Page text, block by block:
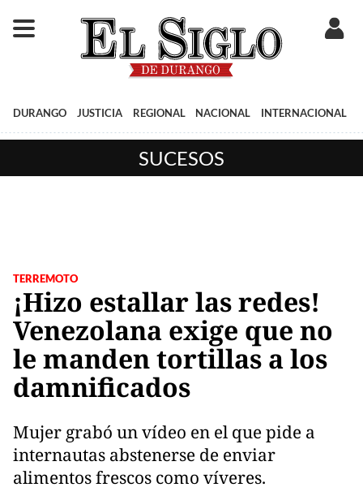
DURANGO JUSTICIA REGIONAL NACIONAL INTERNACIONAL
SUCESOS
TERREMOTO
¡Hizo estallar las redes!
Venezolana exige que no
le manden tortillas a los
damnificados
Mujer grabó un vídeo en el que pide a
internautas abstenerse de enviar
alimentos frescos como víveres.